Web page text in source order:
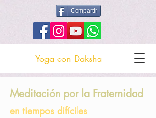
Yoga con Daksha
Compartir
Meditación por la Fraternidad
en tiempos difíciles